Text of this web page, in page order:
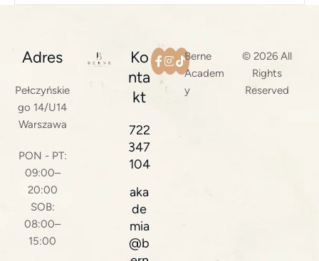
Adres
Pełczyńskie
go 14/U14
Warszawa
PON - PT:
09:00–
20:00
SOB:
08:00–
15:00
Ko
nta
kt
722
347
104
aka
de
mia
@b
Berne
Academ
y
© 2026 All
Rights
Reserved